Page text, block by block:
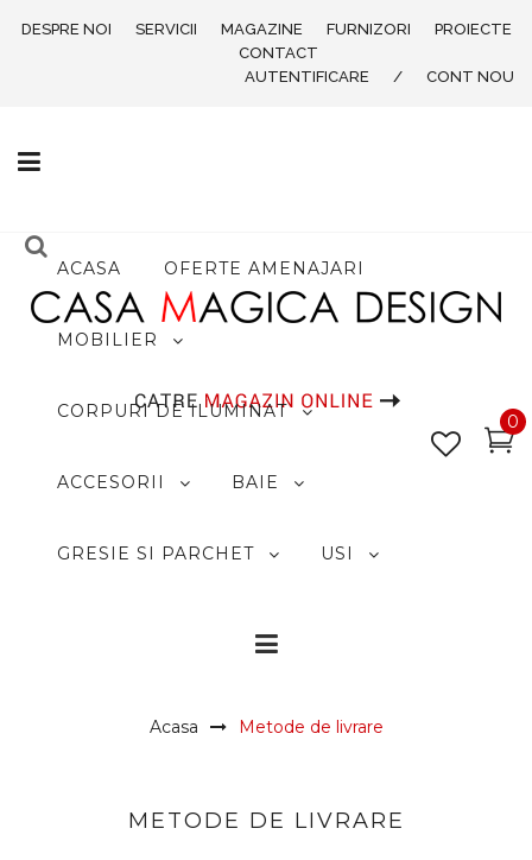
DESPRE NOI SERVICII MAGAZINE FURNIZORI
PROIECTE
CONTACT
AUTENTIFICARE
/ CONT NOU
0
ACASA OFERTE AMENAJARI
MOBILIER
CORPURI DE ILUMINAT
ACCESORII BAIE
GRESIE SI PARCHET USI
Acasa Metode de livrare
METODE DE LIVRARE